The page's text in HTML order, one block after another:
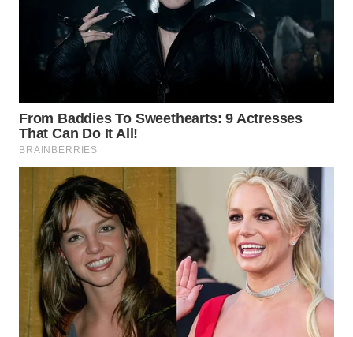
WN
DEPOK
WN
TAPANULI
UTARA
SAMOSIR
WN
PADANG
LAWAS
WN
SUMEDANG